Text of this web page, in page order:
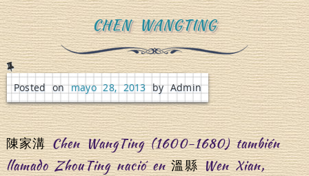
CHEN WANGTING
Posted onmayo 28, 2013by Admin
陳家溝Chen WangTing (1600-1680) también
llamado ZhouTing nació en溫縣Wen Xian,